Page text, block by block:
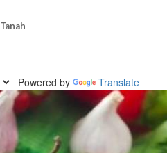
Tanah Adat Diklaim Milik Oknum Dan
Powered by Translate